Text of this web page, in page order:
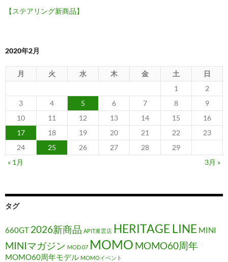
【ステアリング新商品】
2020年2月
月 火 水 木 金 土
日
1
2
3
4 5 6 7 8
9
10
11 12 13 14 15
16
17
18 19 20 21 22
23
24
25 26 27 28
29
« 1月
3月 »
タグ
660GT 2026新商品 APIT東雲店 HERITAGE LINE MINI
MINIマガジン MOD.07 MOMO MOMO60周年
MOMO60周年モデル MOMOイベント